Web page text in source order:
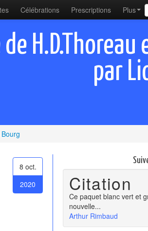
Célébrations Prescriptions Plus
H.D.Thoreau
par
8 oct.
2020
Citation
Ce paquet blanc vert et
nouvelle...
Arthur Rimbaud